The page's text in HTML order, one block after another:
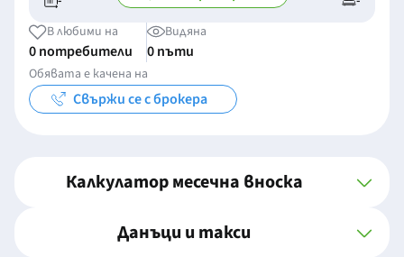
В любими на
0 потребители
Видяна
0 пъти
Обявата е качена на
Свържи се с брокера
Калкулатор месечна вноска
Данъци и такси